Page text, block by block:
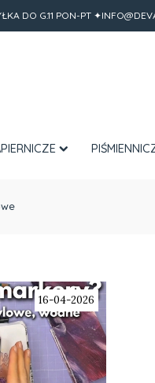
DO G.11 PON-PT
16-04-2026